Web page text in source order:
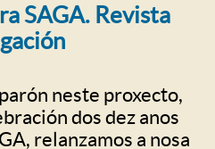
SAGA. Revista
neste proxecto,
dos dez anos
relanzamos a nosa